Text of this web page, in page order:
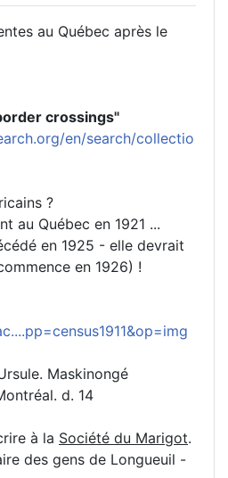
au Québec après le
crossings"
en/search/collectio
?
au Québec en 1921 ...
en 1925 - elle devrait
en 1926) !
Maskinongé
d. 14
à la Société du Marigot.
des gens de Longueuil -